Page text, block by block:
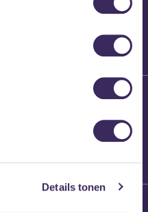
Details tonen
Brennt Vanneste